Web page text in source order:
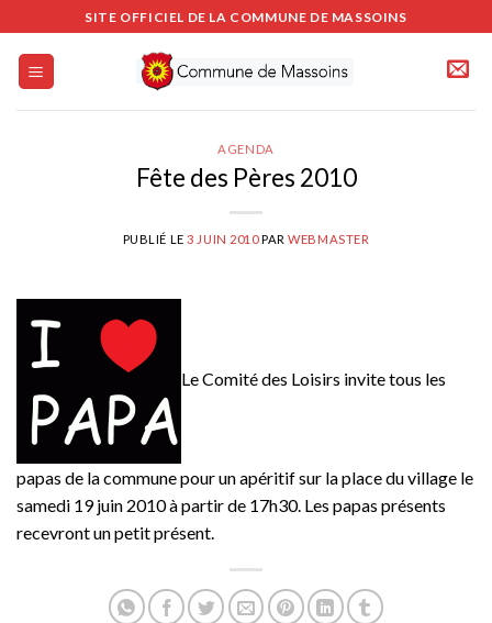
au
contenu
SITE OFFICIEL DE LA COMMUNE DE MASSOINS
AGENDA
Fête des Pères 2010
PUBLIÉ LE3 JUIN 2010PARWEBMASTER
Le Comité des Loisirs invite tous les
papas de la commune pour un apéritif sur la place du village le
samedi 19 juin 2010 à partir de 17h30. Les papas présents
recevront un petit présent.